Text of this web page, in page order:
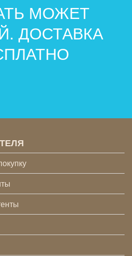
МОЖЕТ
ДОСТАВКА